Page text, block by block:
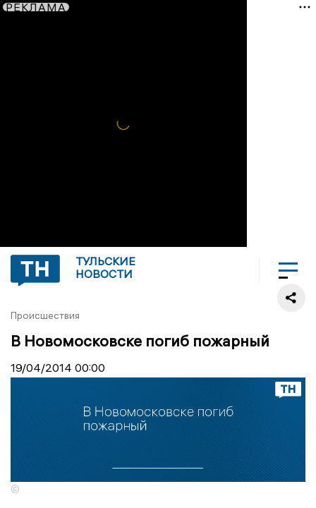
РЕКЛАМА
ТУЛЬСКИЕ
НОВОСТИ
Происшествия
В Новомосковске погиб пожарный
19/04/2014 00:00
©